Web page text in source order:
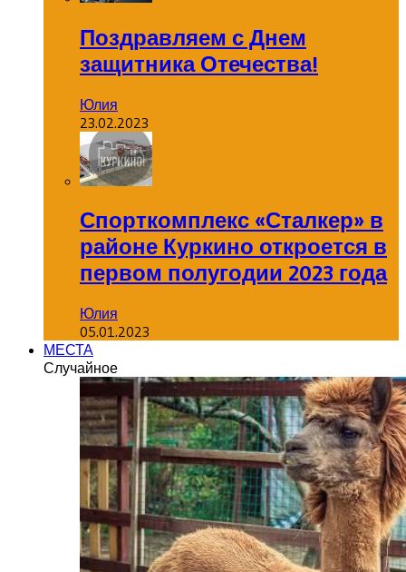
Поздравляем с Днем
защитника Отечества!
Юлия
23.02.2023
Спорткомплекс «Сталкер» в
районе Куркино откроется в
первом полугодии 2023 года
Юлия
05.01.2023
МЕСТА
Случайное